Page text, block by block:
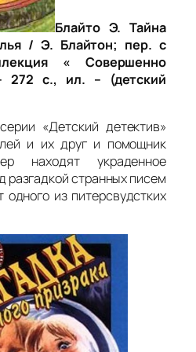
Блайто Э. Тайна
/ Э. Блайтон; пер. с
« Совершенно
272 с., ил. – (детский
«Детский детектив»
и их друг и помощник
находят украденное
разгадкой странных писем
из питерсвудстких